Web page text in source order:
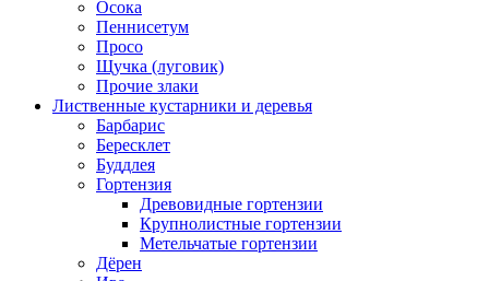
Осока
Пеннисетум
Просо
Щучка (луговик)
Прочие злаки
Лиственные кустарники и деревья
Барбарис
Бересклет
Буддлея
Гортензия
Древовидные гортензии
Крупнолистные гортензии
Метельчатые гортензии
Дёрен